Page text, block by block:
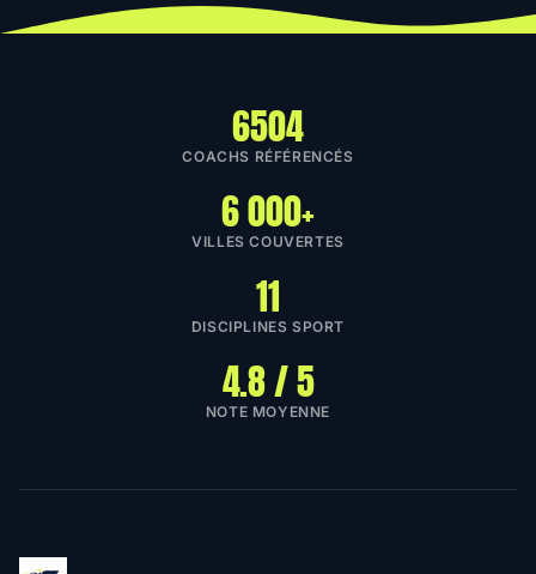
6504
COACHS RÉFÉRENCÉS
6 000+
VILLES COUVERTES
11
DISCIPLINES SPORT
4.8 / 5
NOTE MOYENNE